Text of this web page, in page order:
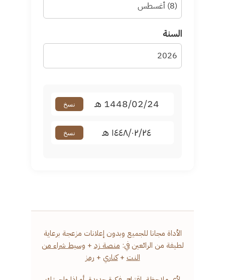
السنة
1448/02/24 هـ نسخ
١٤٤٨/٠٢/٢٤ هـ نسخ
الأداة مجانا للجميع وبدون إعلانات مزعجة برعاية
لطيفة من الرائعين في: منصة زد + وسيط شراء من
النت +كناري + رمز